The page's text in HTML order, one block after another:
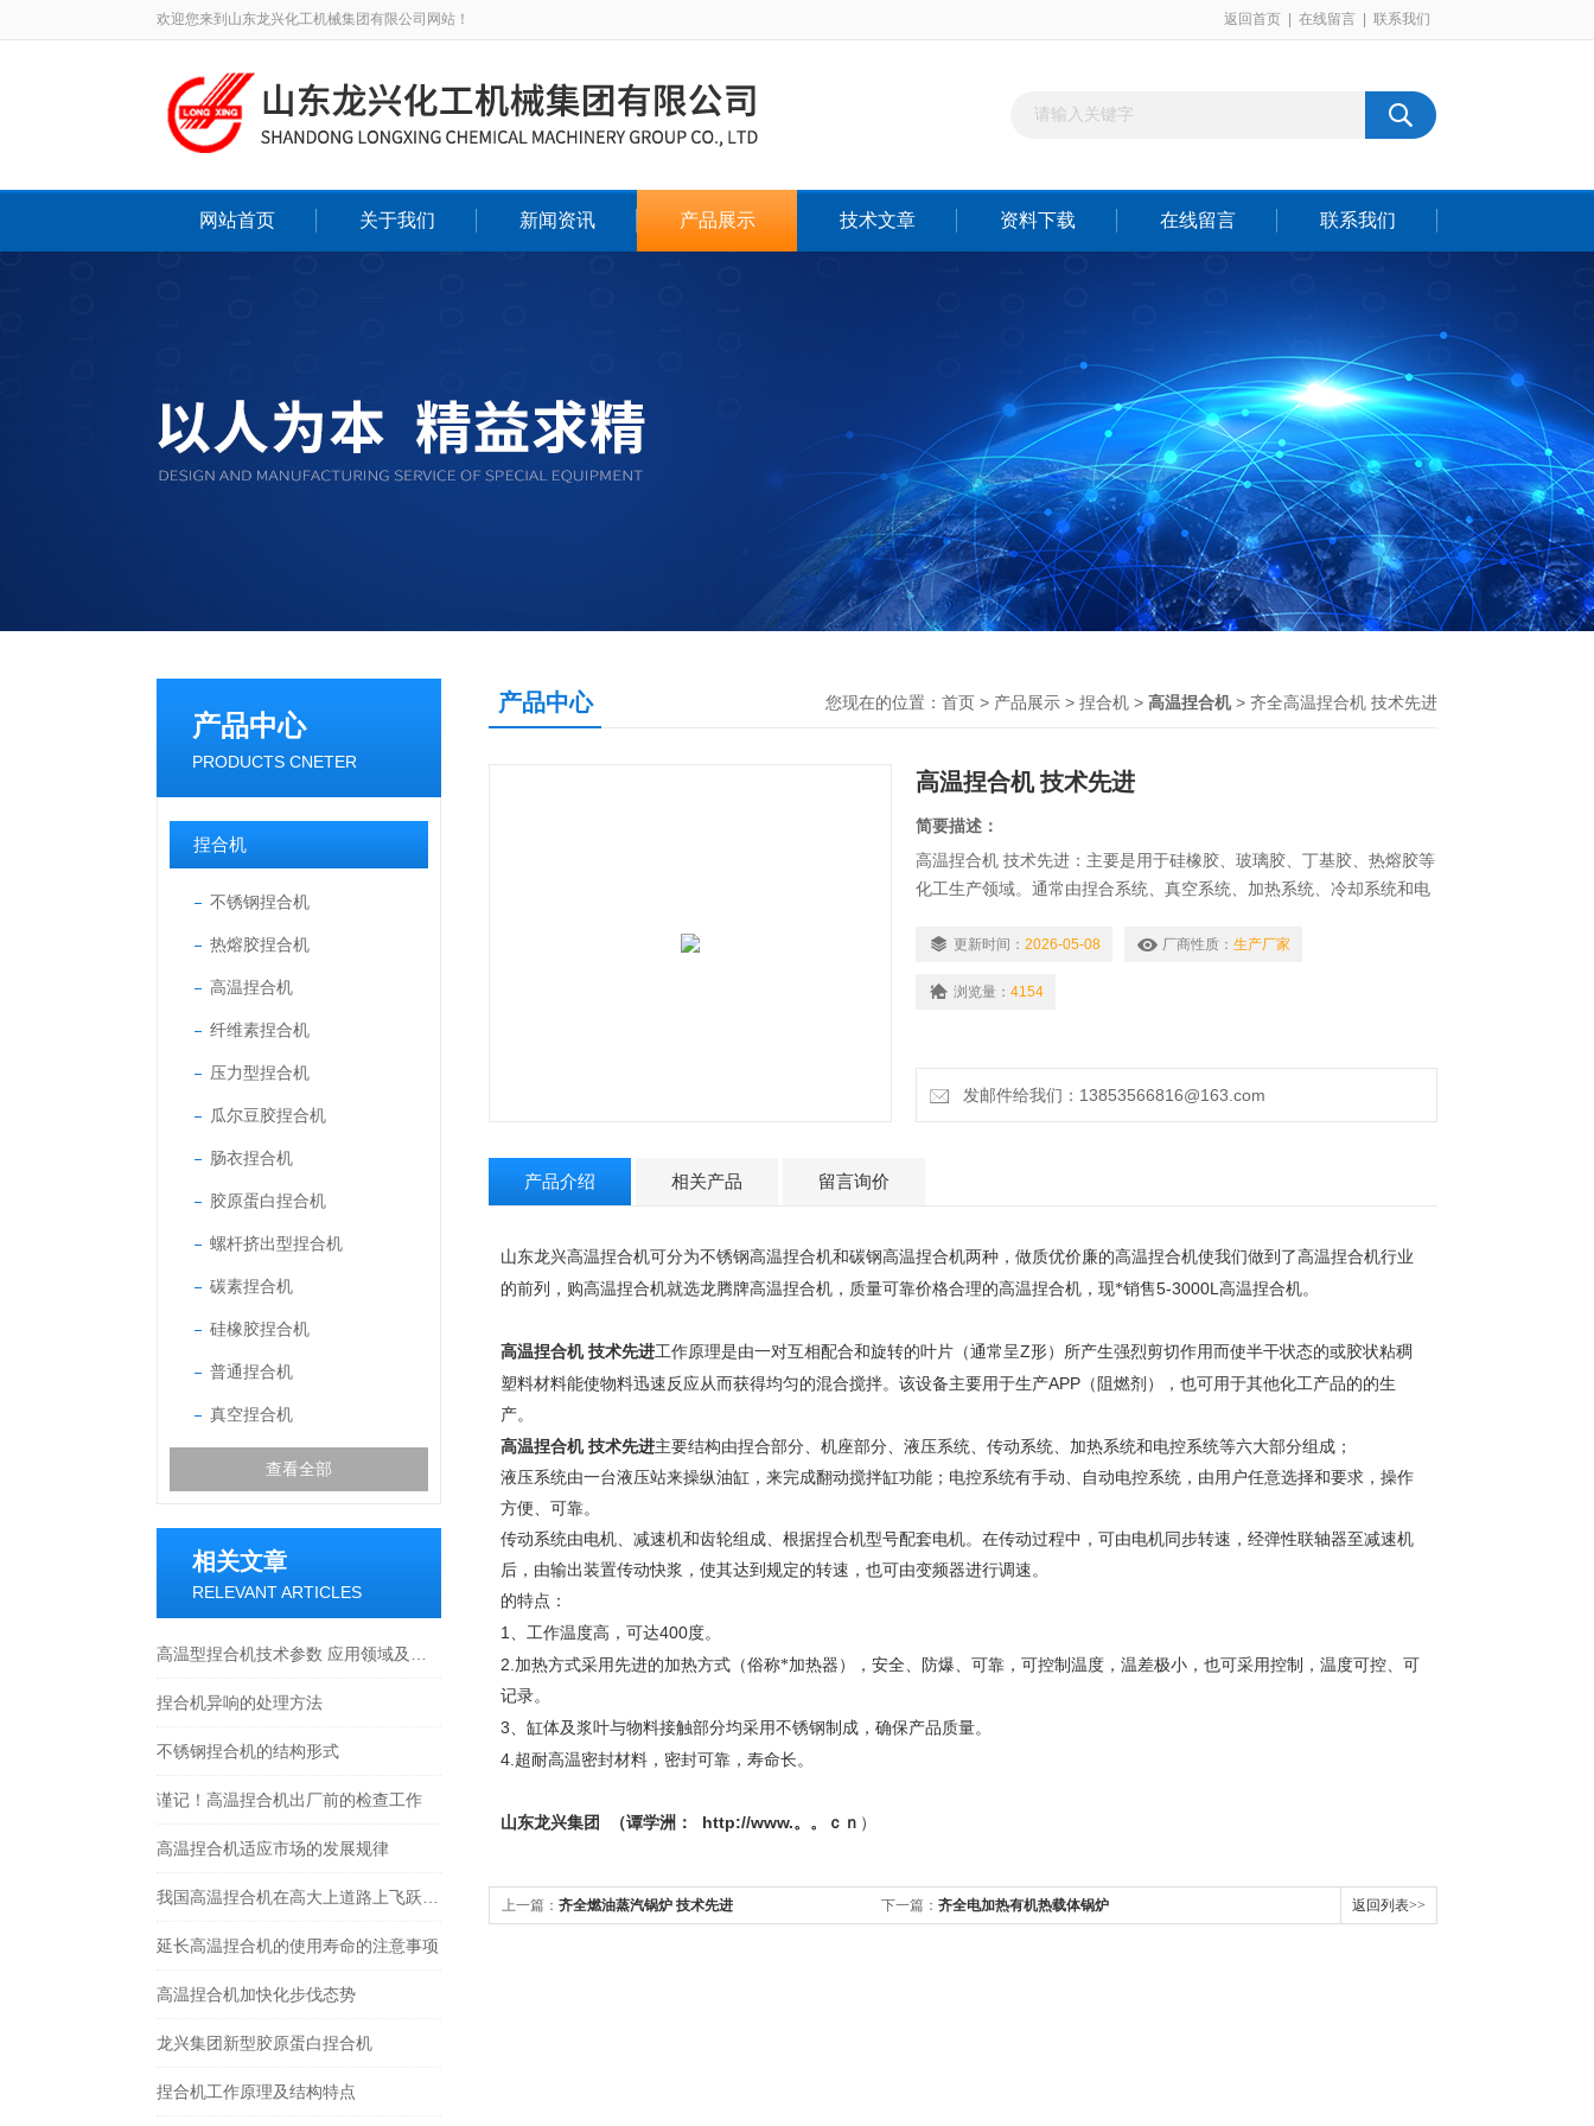
欢迎您来到山东龙兴化工机械集团有限公司网站！ 返回首页 在线留言 联系我们
网站首页 关于我们 新闻资讯 产品展示 技术文章 资料下载 在线留言 联系我们
产品中心
PRODUCTS CNETER
捏合机
不锈钢捏合机
热熔胶捏合机
高温捏合机
纤维素捏合机
压力型捏合机
瓜尔豆胶捏合机
肠衣捏合机
胶原蛋白捏合机
螺杆挤出型捏合机
碳素捏合机
硅橡胶捏合机
普通捏合机
真空捏合机
查看全部
相关文章
RELEVANT ARTICLES
捏合机异响的处理方法
不锈钢捏合机的结构形式
谨记！高温捏合机出厂前的检查工作
高温捏合机适应市场的发展规律
延长高温捏合机的使用寿命的注意事项
高温捏合机加快化步伐态势
龙兴集团新型胶原蛋白捏合机
捏合机工作原理及结构特点
产品中心 您现在的位置： 首页 > 产品展示 > 捏合机 > 高温捏合机> 齐全高温捏合机 技术先进
高温捏合机 技术先进
简要描述：
高温捏合机 技术先进：主要是用于硅橡胶、玻璃胶、丁基胶、热熔胶等
化工生产领域。通常由捏合系统、真空系统、加热系统、冷却系统和电
更新时间： 2026-05-08 厂商性质： 生产厂家
浏览量： 4154
发邮件给我们：13853566816@163.com
产品介绍 相关产品 留言询价
山东龙兴高温捏合机可分为不锈钢高温捏合机和碳钢高温捏合机两种，做质优价廉的高温捏合机使我们做到了高温捏合机行业
的前列，购高温捏合机就选龙腾牌高温捏合机，质量可靠价格合理的高温捏合机，现*销售5-3000L 高温捏合机。
高温捏合机 技术先进工作原理是由一对互相配合和旋转的叶片（通常呈Z形）所产生强烈剪切作用而使半干状态的或胶状粘稠
塑料材料能使物料迅速反应从而获得均匀的混合搅拌。该设备主要用于生产APP （阻燃剂），也可用于其他化工产品的的生
产。
高温捏合机 技术先进主要结构由捏合部分、机座部分、液压系统、传动系统、加热系统和电控系统等六大部分组成；
液压系统由一台液压站来操纵油缸，来完成翻动搅拌缸功能；电控系统有手动、自动电控系统，由用户任意选择和要求，操作
方便、可靠。
传动系统由电机、减速机和齿轮组成、根据捏合机型号配套电机。在传动过程中，可由电机同步转速，经弹性联轴器至减速机
后，由输出装置传动快浆，使其达到规定的转速，也可由变频器进行调速。
的特点：
1 、工作温度高，可达400度。
2. 加热方式采用先进的加热方式（俗称*加热器），安全、防爆、可靠，可控制温度，温差极小，也可采用控制，温度可控、可
记录。
3、缸体及浆叶与物料接触部分均采用不锈钢制成，确保产品质量。
4. 超耐高温密封材料，密封可靠，寿命长。
山东龙兴集团 （谭学洲： http://www.。。ｃｎ ）
上一篇： 齐全燃油蒸汽锅炉 技术先进 下一篇： 齐全电加热有机热载体锅炉 返回列表>>